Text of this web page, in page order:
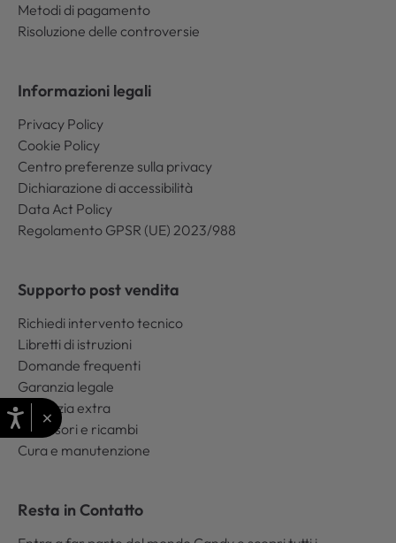
Metodi di pagamento
Risoluzione delle controversie
Informazioni legali
Privacy Policy
Cookie Policy
Centro preferenze sulla privacy
Dichiarazione di accessibilità
Data Act Policy
Regolamento GPSR (UE) 2023/988
Supporto post vendita
Richiedi intervento tecnico
Libretti di istruzioni
Domande frequenti
Garanzia legale
Garanzia extra
Accessori e ricambi
Cura e manutenzione
Resta in Contatto
×